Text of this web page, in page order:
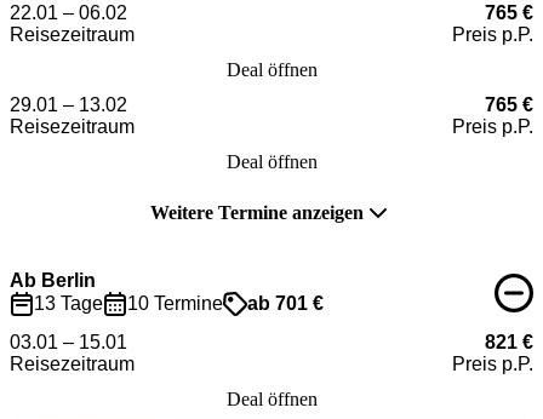
22.01 – 06.02
Reisezeitraum
765 €
Preis p.P.
Deal öffnen
29.01 – 13.02
Reisezeitraum
765 €
Preis p.P.
Deal öffnen
Weitere Termine anzeigen
Ab Berlin
13 Tage
10 Termine
ab 701 €
03.01 – 15.01
Reisezeitraum
821 €
Preis p.P.
Deal öffnen